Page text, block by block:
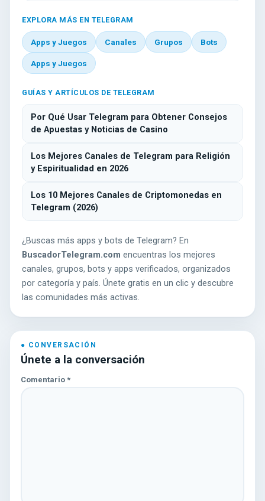
EXPLORA MÁS EN TELEGRAM
Apps y Juegos Canales Grupos Bots
Apps y Juegos
GUÍAS Y ARTÍCULOS DE TELEGRAM
Por Qué Usar Telegram para Obtener Consejos
de Apuestas y Noticias de Casino
Los Mejores Canales de Telegram para Religión
y Espiritualidad en 2026
Los 10 Mejores Canales de Criptomonedas en
Telegram (2026)
¿Buscas más apps y bots de Telegram? En
BuscadorTelegram.com encuentras los mejores
canales, grupos, bots y apps verificados, organizados
por categoría y país. Únete gratis en un clic y descubre
las comunidades más activas.
Únete a la conversación
Comentario *